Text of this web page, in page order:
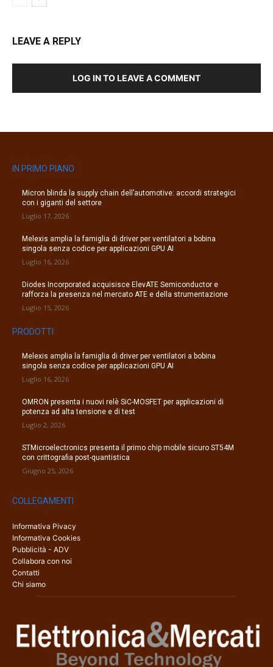
LEAVE A REPLY
LOG IN TO LEAVE A COMMENT
IN PRIMO PIANO
Micron blinda la supply chain dell’automotive: accordi strategici
con i giganti del settore
Luglio 17, 2026
Melexis amplia la famiglia di driver per ventilatori a bobina
singola senza codice per applicazioni GPU AI
Luglio 16, 2026
Diodes Incorporated acquisisce ElevATE Semiconductor e
rafforza la presenza nel mercato ATE e della strumentazione
Luglio 15, 2026
PRODOTTI
Melexis amplia la famiglia di driver per ventilatori a bobina
singola senza codice per applicazioni GPU AI
Luglio 16, 2026
OMRON presenta i nuovi relè SiC-MOSFET per applicazioni di
potenza ad alta tensione e di test
Luglio 2, 2026
STMicroelectronics presenta il primo chip mobile sicuro ST54M
con crittografia post-quantistica
Giugno 25, 2026
COLLEGAMENTI
Informativa Pivacy
Informativa Cookies
Pubblicità - ADV
Collabora con noi
Contatti
Chi siamo